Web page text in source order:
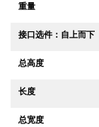
重量
接口选件：自上而下
总高度
长度
总宽度